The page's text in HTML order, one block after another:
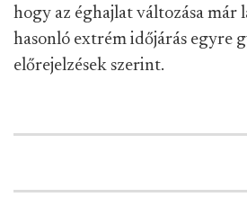
hogy az éghajlat változása már
hasonló extrém időjárás egyre
előrejelzések szerint.